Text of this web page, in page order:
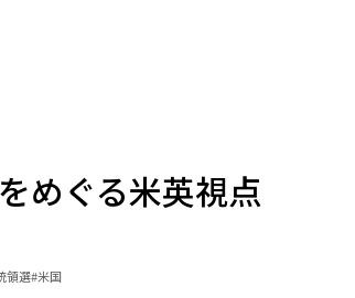
めぐる米英視点
領選#米国